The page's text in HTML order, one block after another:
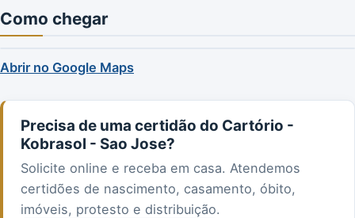
Como chegar
Abrir no Google Maps
Precisa de uma certidão do Cartório -
Kobrasol - Sao Jose?
Solicite online e receba em casa. Atendemos
certidões de nascimento, casamento, óbito,
imóveis, protesto e distribuição.